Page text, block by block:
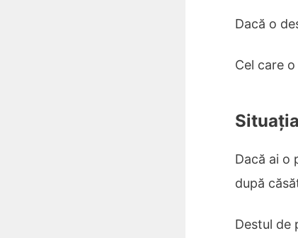
Dacă o
Cel care
Dacă ai o
după
Destul de